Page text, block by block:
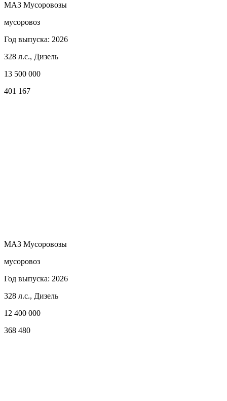
МАЗ Мусоровозы
мусоровоз
Год выпуска: 2026
328 л.с., Дизель
13 500 000
401 167
МАЗ Мусоровозы
мусоровоз
Год выпуска: 2026
328 л.с., Дизель
12 400 000
368 480